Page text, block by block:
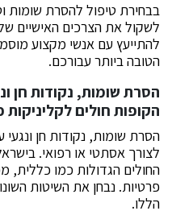
בבחירת טיפול להסרת שומות
לשקול את הצרכים האישיים
להתייעץ עם אנשי מקצוע
הטובה ביותר עבורכם.
הסרת שומות, נקודות חן
הקופות חולים לקליניקות
הסרת שומות, נקודות חן
לצורך אסתטי או רפואי.
החולים הגדולות כמו כללית,
פרטיות. נבחן את השיטות
הללו.